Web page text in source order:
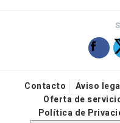
Contacto Aviso
Oferta de
Política de